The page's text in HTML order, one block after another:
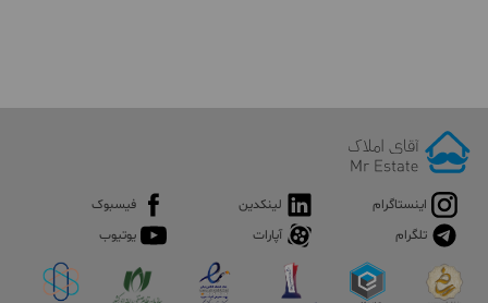
اینستاگرام لینکدین
فیسبوک
تلگرام
آپارات یوتیوب